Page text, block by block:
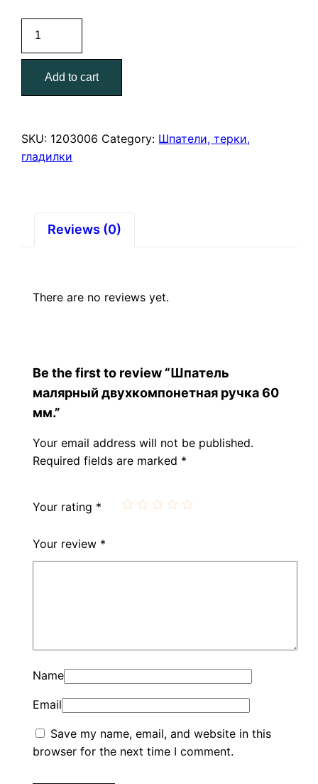
малярный
двухкомпонетная
ручка
60
quantity
Add to cart
SKU: 1203006 Category: Шпатели, терки,
гладилки
Reviews (0)
There are no reviews yet.
Be the first to review “Шпатель
малярный двухкомпонетная ручка 60
мм.”
Your email address will not be published.
Required fields are marked *
Your rating *
Your review *
Name
Email
Save my name, email, and website in this
browser for the next time I comment.